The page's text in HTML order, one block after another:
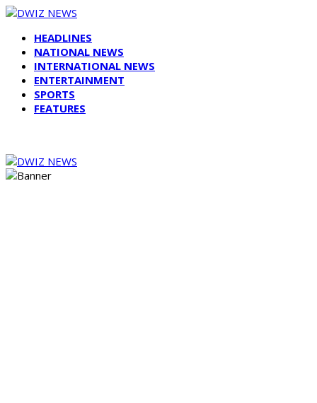
HEADLINES
NATIONAL NEWS
INTERNATIONAL NEWS
ENTERTAINMENT
SPORTS
FEATURES